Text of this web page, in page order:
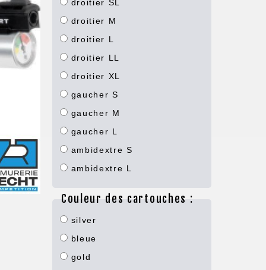
droitier SL
droitier M
droitier L
droitier LL
droitier XL
gaucher S
gaucher M
gaucher L
ambidextre S
ambidextre L
Couleur des cartouches :
silver
bleue
gold